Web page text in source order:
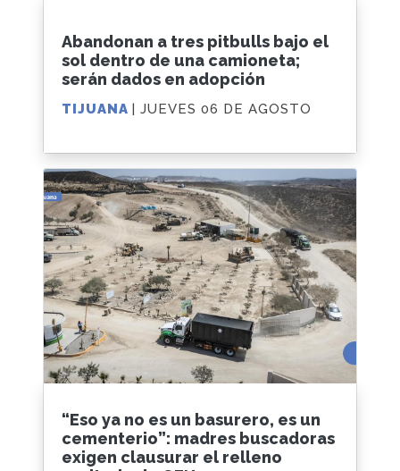
Abandonan a tres pitbulls bajo el
sol dentro de una camioneta;
serán dados en adopción
TIJUANA | JUEVES 06 DE AGOSTO
“Eso ya no es un basurero, es un
cementerio”: madres buscadoras
exigen clausurar el relleno